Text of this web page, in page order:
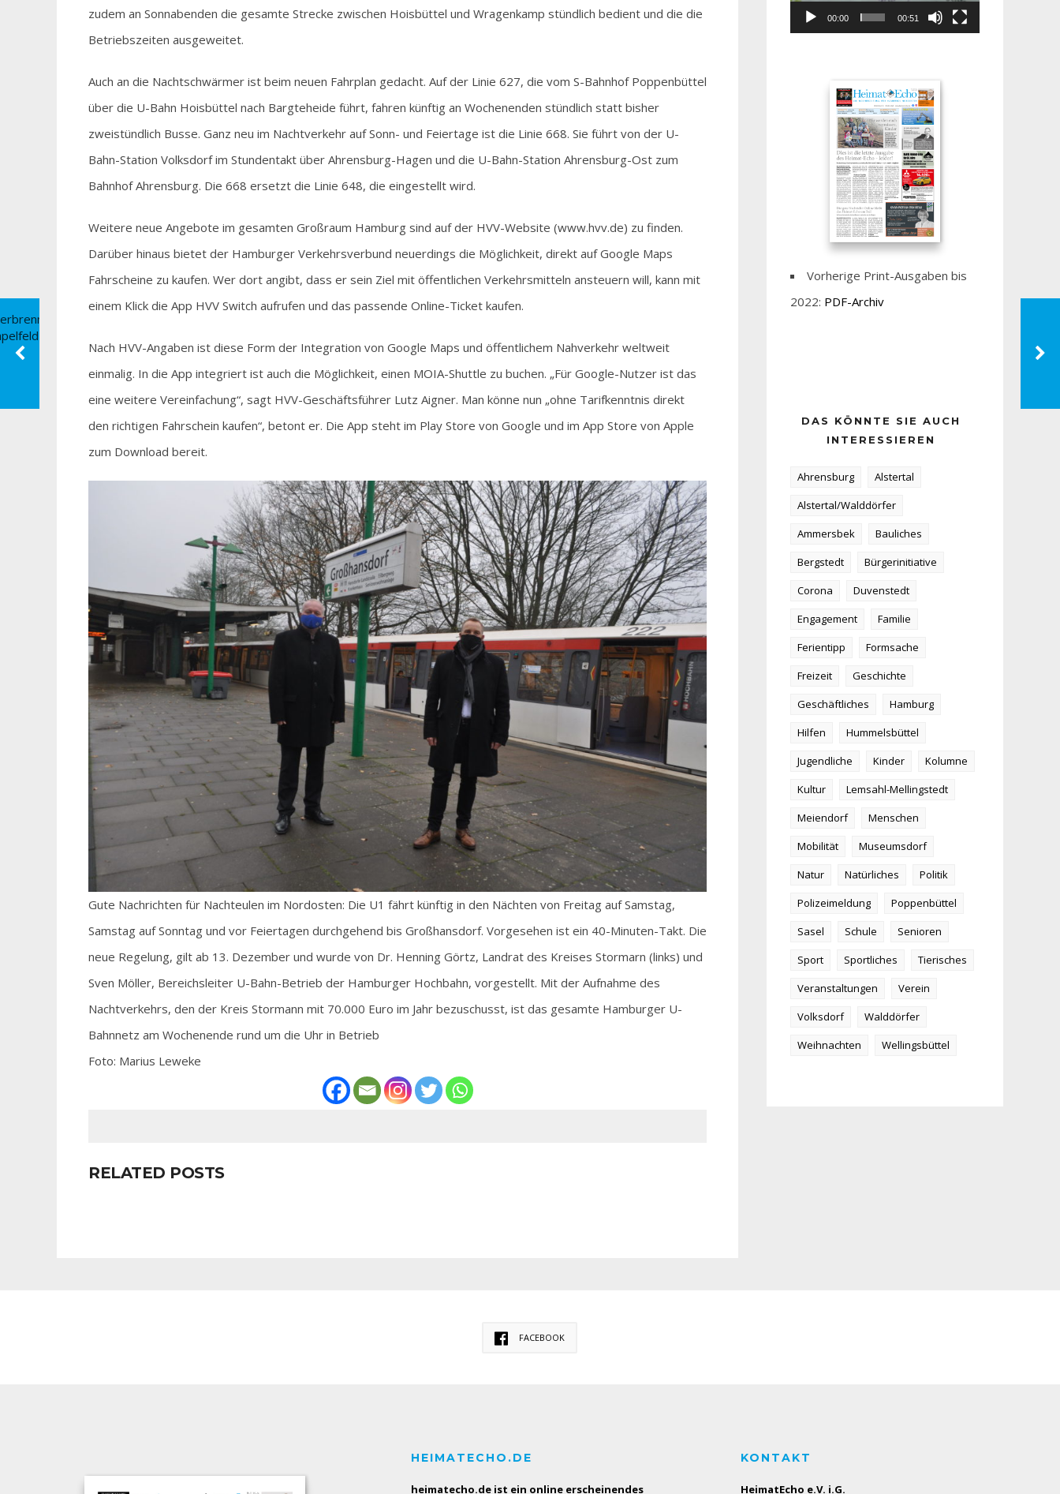
zudem an Sonnabenden die gesamte Strecke zwischen Hoisbüttel und Wragenkamp stündlich bedient und die die
Betriebszeiten ausgeweitet.
Auch an die Nachtschwärmer ist beim neuen Fahrplan gedacht. Auf der Linie 627, die vom S-Bahnhof Poppenbüttel
über die U-Bahn Hoisbüttel nach Bargteheide führt, fahren künftig an Wochenenden stündlich statt bisher
zweistündlich Busse. Ganz neu im Nachtverkehr auf Sonn- und Feiertage ist die Linie 668. Sie führt von der U-
Bahn-Station Volksdorf im Stundentakt über Ahrensburg-Hagen und die U-Bahn-Station Ahrensburg-Ost zum
Bahnhof Ahrensburg. Die 668 ersetzt die Linie 648, die eingestellt wird.
Weitere neue Angebote im gesamten Großraum Hamburg sind auf der HVV-Website (www.hvv.de) zu finden.
Darüber hinaus bietet der Hamburger Verkehrsverbund neuerdings die Möglichkeit, direkt auf Google Maps
Fahrscheine zu kaufen. Wer dort angibt, dass er sein Ziel mit öffentlichen Verkehrsmitteln ansteuern will, kann mit
einem Klick die App HVV Switch aufrufen und das passende Online-Ticket kaufen.
Nach HVV-Angaben ist diese Form der Integration von Google Maps und öffentlichem Nahverkehr weltweit
einmalig. In die App integriert ist auch die Möglichkeit, einen MOIA-Shuttle zu buchen. „Für Google-Nutzer ist das
eine weitere Vereinfachung“, sagt HVV-Geschäftsführer Lutz Aigner. Man könne nun „ohne Tarifkenntnis direkt
den richtigen Fahrschein kaufen“, betont er. Die App steht im Play Store von Google und im App Store von Apple
zum Download bereit.
Gute Nachrichten für Nachteulen im Nordosten: Die U1 fährt künftig in den Nächten von Freitag auf Samstag,
Samstag auf Sonntag und vor Feiertagen durchgehend bis Großhansdorf. Vorgesehen ist ein 40-Minuten-Takt. Die
neue Regelung, gilt ab 13. Dezember und wurde von Dr. Henning Görtz, Landrat des Kreises Stormarn (links) und
Sven Möller, Bereichsleiter U-Bahn-Betrieb der Hamburger Hochbahn, vorgestellt. Mit der Aufnahme des
Nachtverkehrs, den der Kreis Stormann mit 70.000 Euro im Jahr bezuschusst, ist das gesamte Hamburger U-
Bahnnetz am Wochenende rund um die Uhr in Betrieb
Foto: Marius Leweke
RELATED POSTS
00:00 00:51
Vorherige Print-Ausgaben bis
2022: PDF-Archiv
DAS KÖNNTE SIE AUCH
INTERESSIEREN
Ahrensburg
Alstertal
Alstertal/Walddörfer
Ammersbek
Bauliches
Bergstedt
Bürgerinitiative
Corona
Duvenstedt
Engagement
Familie
Ferientipp
Formsache
Freizeit
Geschichte
Geschäftliches
Hamburg
Hilfen
Hummelsbüttel
Jugendliche
Kinder
Kolumne
Kultur
Lemsahl-Mellingstedt
Meiendorf
Menschen
Mobilität
Museumsdorf
Natur
Natürliches
Politik
Polizeimeldung
Poppenbüttel
Sasel
Schule
Senioren
Sport
Sportliches
Tierisches
Veranstaltungen
Verein
Volksdorf
Walddörfer
Weihnachten
Wellingsbüttel
FACEBOOK
HEIMATECHO.DE
heimatecho.de ist ein online erscheinendes
KONTAKT
HeimatEcho e.V. i.G.